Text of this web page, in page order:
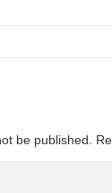
be published.